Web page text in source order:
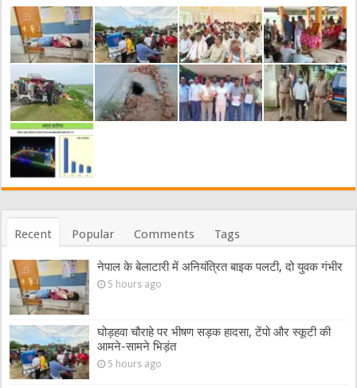
Recent Popular Comments Tags
नेपाल के बेलाटारी में अनियंत्रित बाइक पलटी, दो युवक गंभीर
5 hours ago
घोड़हवा चौराहे पर भीषण सड़क हादसा, टेंपो और स्कूटी की
आमने-सामने भिड़ंत
5 hours ago